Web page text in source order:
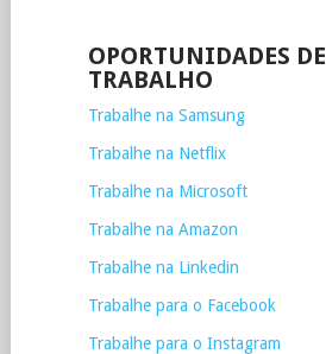
OPORTUNIDADES DE
TRABALHO
Trabalhe na Samsung
Trabalhe na Netflix
Trabalhe na Microsoft
Trabalhe na Amazon
Trabalhe na Linkedin
Trabalhe para o Facebook
Trabalhe para o Instagram